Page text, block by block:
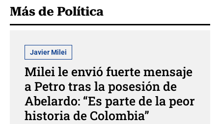
Más de Política
Javier Milei
Milei le envió fuerte mensaje
a Petro tras la posesión de
Abelardo: “Es parte de la peor
historia de Colombia”